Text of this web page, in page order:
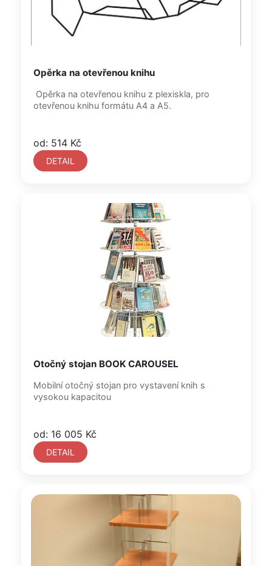
Opěrka na otevřenou knihu
Opěrka na otevřenou knihu z plexiskla, pro
otevřenou knihu formátu A4 a A5.
od: 514 Kč
DETAIL
Otočný stojan BOOK CAROUSEL
Mobilní otočný stojan pro vystavení knih s
vysokou kapacitou
od: 16 005 Kč
DETAIL